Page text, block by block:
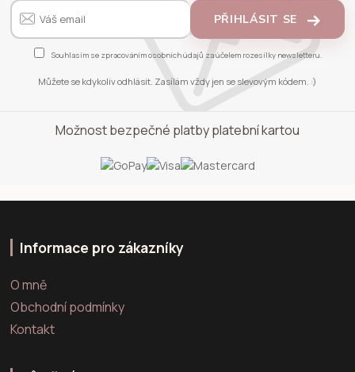
PŘIHLÁSIT SE
Souhlasím se zpracováním osobních údajů za účelem rozesílky newsletteru.
Můžete se kdykoliv odhlásit. Zasílám vždy jen se slevovým kódem. :)
Možnost bezpečné platby platební kartou
Informace pro zákazníky
O mně
Obchodní podmínky
Kontakt